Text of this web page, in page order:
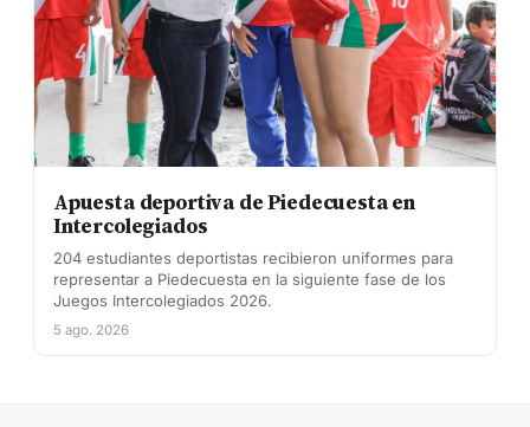
Apuesta deportiva de Piedecuesta en
Intercolegiados
204 estudiantes deportistas recibieron uniformes para
representar a Piedecuesta en la siguiente fase de los
Juegos Intercolegiados 2026.
5 ago. 2026